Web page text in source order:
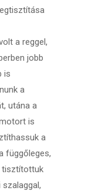
a reggel,
jobb
is
a
utána a
is
a
függőleges,
tisztítottuk